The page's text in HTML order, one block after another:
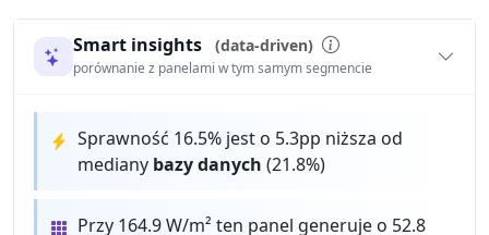
Smart insights (data-driven)
porównanie z panelami w tym samym segmencie
Sprawność 16.5% jest o 5.3pp niższa od
mediany bazy danych (21.8%)
Przy 164.9 W/m² ten panel generuje o 52.8